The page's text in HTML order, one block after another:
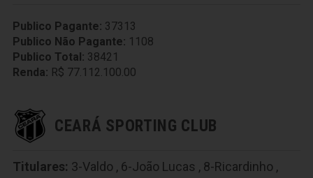
Publico Pagante: 37313
Publico Não Pagante: 1108
Publico Total: 38421
Renda: R$ 77.112.100.00
CEARÁ SPORTING CLUB
Titulares: 3-Valdo , 6-João Lucas , 8-Ricardinho ,